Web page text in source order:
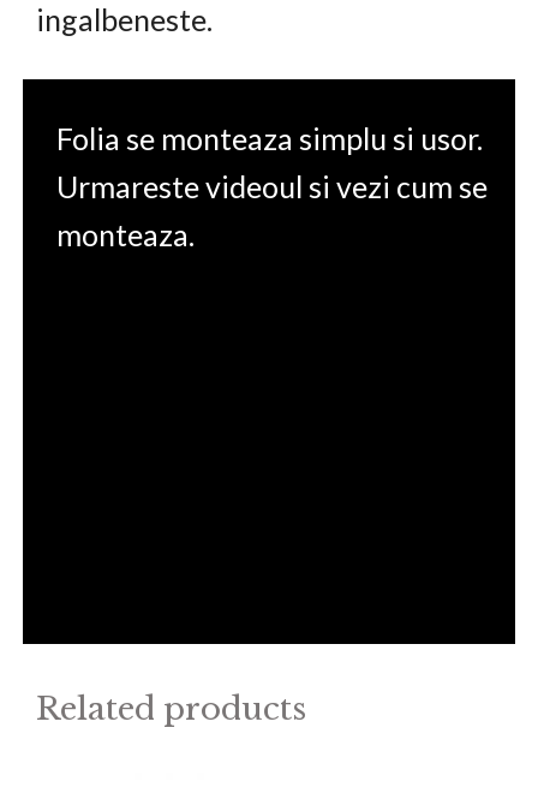
ingalbeneste.
Folia se monteaza simplu si usor.
Urmareste videoul si vezi cum se
monteaza.
Related products